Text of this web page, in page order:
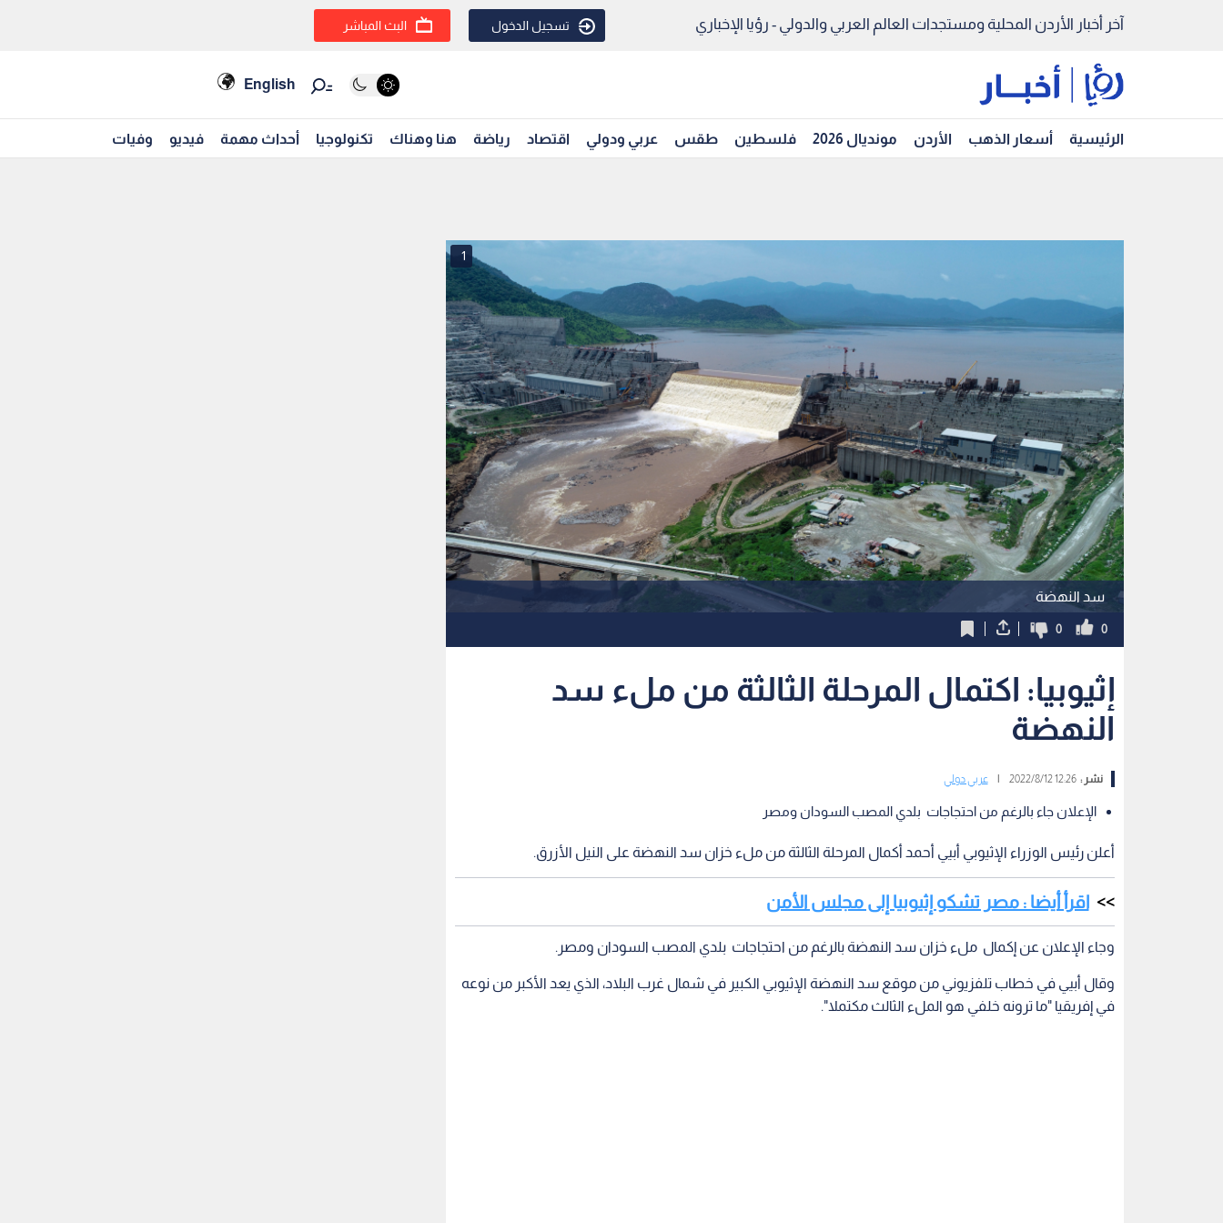
آخر أخبار الأردن المحلية ومستجدات العالم العربي والدولي - رؤيا الإخباري تسجيل الدخول البث المباشر
English
الرئيسية أسعار الذهب الأردن مونديال 2026 فلسطين طقس عربي ودولي اقتصاد رياضة هنا وهناك تكنولوجيا أحداث مهمة فيديو وفيات
سد النهضة
1
0
0
إثيوبيا: اكتمال المرحلة الثالثة من ملء سد
النهضة
نشر :12:26 2022/8/12 عربي دولي
الإعلان جاء بالرغم من احتجاجات بلدي المصب السودان ومصر
أعلن رئيس الوزراء الإثيوبي أبيي أحمد أكمال المرحلة الثالثة من ملء خزان سد النهضة على النيل الأزرق.
اقرأ أيضا : مصر تشكو إثيوبيا إلى مجلس الأمن
وجاء الإعلان عن إكمال ملء خزان سد النهضة بالرغم من احتجاجات بلدي المصب السودان ومصر.
وقال أبيي في خطاب تلفزيوني من موقع سد النهضة الإثيوبي الكبير في شمال غرب البلاد، الذي يعد الأكبر من نوعه
في إفريقيا "ما ترونه خلفي هو الملء الثالث مكتملا".